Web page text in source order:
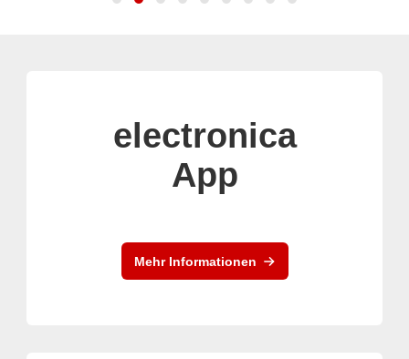
electronica
App
Mehr Informationen